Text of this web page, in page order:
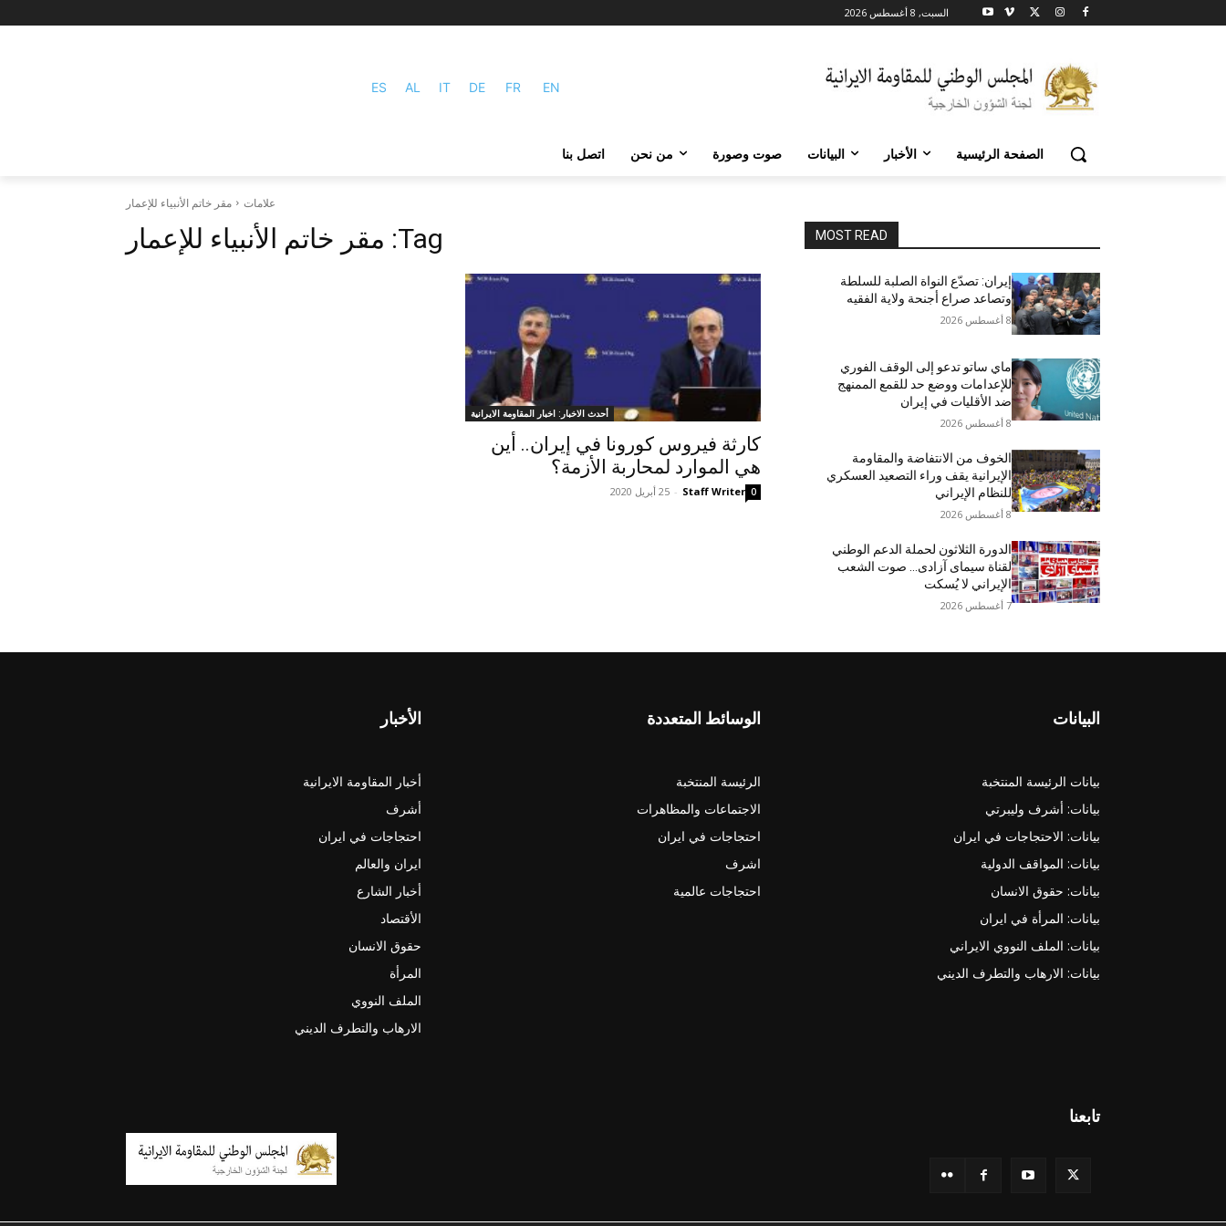
السبت, 8 أغسطس 2026
ES AL IT DE FR EN
الصفحة الرئيسية الأخبار البيانات صوت وصورة من نحن اتصل بنا
علامات مقر خاتم الأنبياء للإعمار
Tag: مقر خاتم الأنبياء للإعمار
أحدث الاخبار: اخبار المقاومة الايرانية
كارثة فيروس كورونا في إيران.. أين
هي الموارد لمحاربة الأزمة؟
Staff Writer
- 25 أبريل 2020 0
MOST READ
إيران: تصدّع النواة الصلبة للسلطة
وتصاعد صراع أجنحة ولاية الفقيه
8 أغسطس 2026
ماي ساتو تدعو إلى الوقف الفوري
للإعدامات ووضع حد للقمع الممنهج
ضد الأقليات في إيران
8 أغسطس 2026
الخوف من الانتفاضة والمقاومة
الإيرانية يقف وراء التصعيد العسكري
للنظام الإيراني
8 أغسطس 2026
الدورة الثلاثون لحملة الدعم الوطني
لقناة سیمای آزادی… صوت الشعب
الإيراني لا يُسكت
7 أغسطس 2026
الأخبار
أخبار المقاومة الايرانية
أشرف
احتجاجات في ايران
ايران والعالم
أخبار الشارع
الأقتصاد
حقوق الانسان
المرأة
الملف النووي
الارهاب والتطرف الديني
الوسائط المتعددة
الرئيسة المنتخبة
الاجتماعات والمظاهرات
احتجاجات في ايران
اشرف
احتجاجات عالمية
البيانات
بيانات الرئيسة المنتخبة
بيانات: أشرف وليبرتي
بيانات: الاحتجاجات في ايران
بيانات: المواقف الدولية
بيانات: حقوق الانسان
بيانات: المرأة في ايران
بيانات: الملف النووي الايراني
بيانات: الارهاب والتطرف الديني
تابعنا